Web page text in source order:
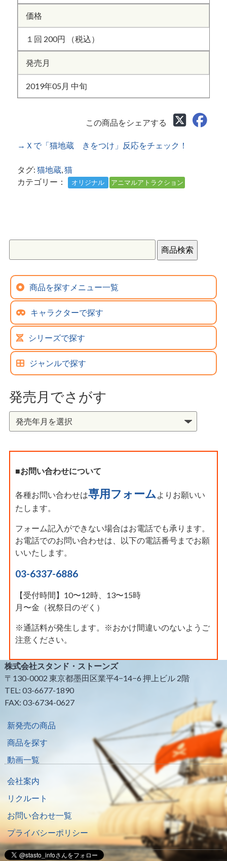
価格
１回 200円 （税込）
発売月
2019年05月 中旬
この商品をシェアする
→Ｘで「猫地蔵 きをつけ」反応をチェック！
タグ: 猫地蔵,猫
カテゴリー：
オリジナル アニマルアトラクション
商品を探すメニュー一覧
キャラクターで探す
シリーズで探す
ジャンルで探す
発売月でさがす
■お問い合わせについて
各種お問い合わせは専用フォーム よりお願いい
たします。
フォーム記入ができない場合はお電話でも承ります。
お電話でのお問い合わせは、以下の電話番号までお願
いいたします。
03-6337-6886
【受付時間】10〜12時、13〜15時
月〜金（祝祭日のぞく）
※通話料が発生します。※おかけ間違いのないようご
注意ください。
株式会社スタンド・ストーンズ
〒130-0002 東京都墨田区業平4−14−6 押上ビル 2階
TEL: 03-6677-1890
FAX: 03-6734-0627
新発売の商品
商品を探す
動画一覧
会社案内
リクルート
お問い合わせ一覧
プライバシーポリシー